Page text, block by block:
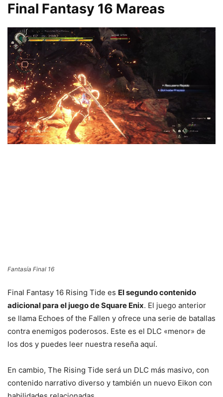
Final Fantasy 16 Mareas
Fantasía Final 16
Final Fantasy 16 Rising Tide es El segundo contenido
adicional para el juego de Square Enix. El juego anterior
se llama Echoes of the Fallen y ofrece una serie de batallas
contra enemigos poderosos. Este es el DLC «menor» de
los dos y puedes leer nuestra reseña aquí.
En cambio, The Rising Tide será un DLC más masivo, con
contenido narrativo diverso y también un nuevo Eikon con